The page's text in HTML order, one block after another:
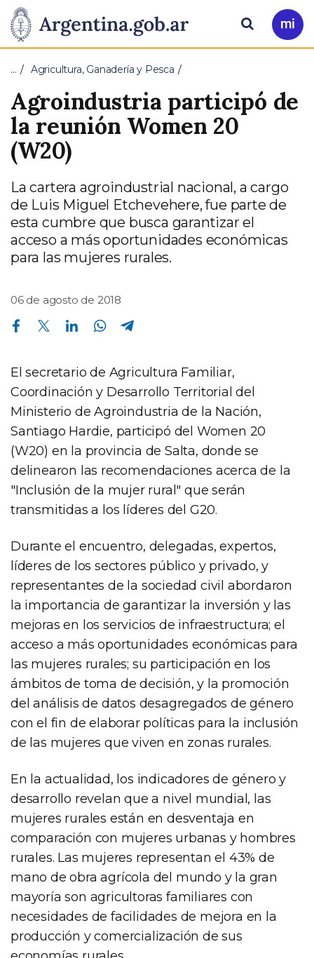
Presidencia
de
Nación
Pasar al contenido principal
Ir
a
Buscar
… Agricultura, Ganadería y Pesca
Agroindustria participó de
la reunión Women 20
(W20)
La cartera agroindustrial nacional, a cargo
de Luis Miguel Etchevehere, fue parte de
esta cumbre que busca garantizar el
acceso a más oportunidades económicas
para las mujeres rurales.
06 de agosto de 2018
Compartir en Facebook Compartir en Twitter Compartir en Linkedin Compartir en Whatsapp
El secretario de Agricultura Familiar,
Coordinación y Desarrollo Territorial del
Ministerio de Agroindustria de la Nación,
Santiago Hardie, participó del Women 20
(W20) en la provincia de Salta, donde se
delinearon las recomendaciones acerca de la
"Inclusión de la mujer rural" que serán
transmitidas a los líderes del G20.
Durante el encuentro, delegadas, expertos,
líderes de los sectores público y privado, y
representantes de la sociedad civil abordaron
la importancia de garantizar la inversión y las
mejoras en los servicios de infraestructura; el
acceso a más oportunidades económicas para
las mujeres rurales; su participación en los
ámbitos de toma de decisión, y la promoción
del análisis de datos desagregados de género
con el fin de elaborar políticas para la inclusión
de las mujeres que viven en zonas rurales.
En la actualidad, los indicadores de género y
desarrollo revelan que a nivel mundial, las
mujeres rurales están en desventaja en
comparación con mujeres urbanas y hombres
rurales. Las mujeres representan el 43% de
mano de obra agrícola del mundo y la gran
mayoría son agricultoras familiares con
necesidades de facilidades de mejora en la
producción y comercialización de sus